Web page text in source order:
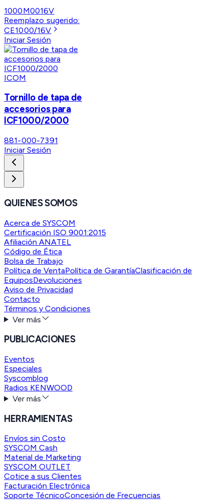
1000M0016V
Reemplazo sugerido:
CE1000/16V
Iniciar Sesión
ICOM
Tornillo de tapa de
accesorios para
ICF1000/2000
881-000-7391
Iniciar Sesión
QUIENES SOMOS
Acerca de SYSCOM
Certificación ISO 9001:2015
Afiliación ANATEL
Código de Ética
Bolsa de Trabajo
Política de VentaPolítica de GarantíaClasificación de
EquiposDevoluciones
Aviso de Privacidad
Contacto
Términos y Condiciones
Ver más
PUBLICACIONES
Eventos
Especiales
Syscomblog
Radios KENWOOD
Ver más
HERRAMIENTAS
Envíos sin Costo
SYSCOM Cash
Material de Marketing
SYSCOM OUTLET
Cotice a sus Clientes
Facturación Electrónica
Soporte TécnicoConcesión de Frecuencias